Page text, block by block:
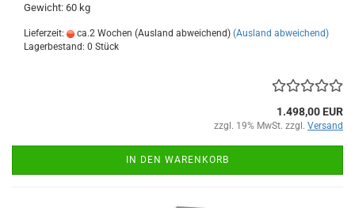
Gewicht: 60 kg
Lieferzeit: ca.2 Wochen (Ausland abweichend) (Ausland abweichend)
Lagerbestand: 0 Stück
1.498,00 EUR
zzgl. 19% MwSt. zzgl. Versand
IN DEN WARENKORB